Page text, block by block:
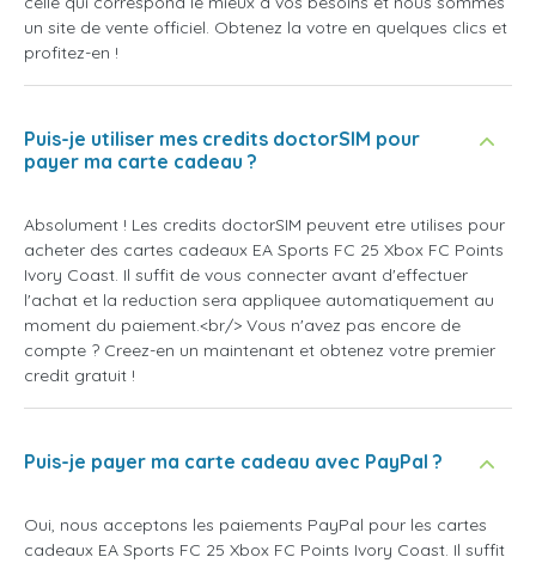
un site de vente officiel. Obtenez la votre en quelques clics et
profitez-en !
Puis-je utiliser mes credits doctorSIM pour
payer ma carte cadeau ?
Absolument ! Les credits doctorSIM peuvent etre utilises pour
acheter des cartes cadeaux EA Sports FC 25 Xbox FC Points
Ivory Coast. Il suffit de vous connecter avant d'effectuer
l'achat et la reduction sera appliquee automatiquement au
moment du paiement.<br/> Vous n'avez pas encore de
compte ? Creez-en un maintenant et obtenez votre premier
credit gratuit !
Puis-je payer ma carte cadeau avec PayPal ?
Oui, nous acceptons les paiements PayPal pour les cartes
cadeaux EA Sports FC 25 Xbox FC Points Ivory Coast. Il suffit